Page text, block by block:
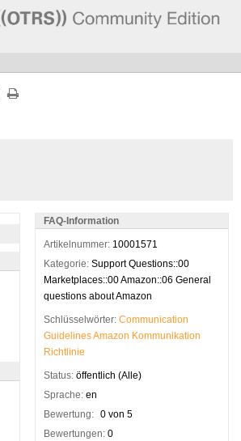
FAQ-Information
Artikelnummer: 10001571
Kategorie: Support Questions::00
Marketplaces::00 Amazon::06 General
questions about Amazon
Schlüsselwörter: Communication
GuidelinesAmazon Kommunikation
Richtlinie
Status: öffentlich (Alle)
Sprache: en
Bewertung: 0 von 5
Bewertungen: 0